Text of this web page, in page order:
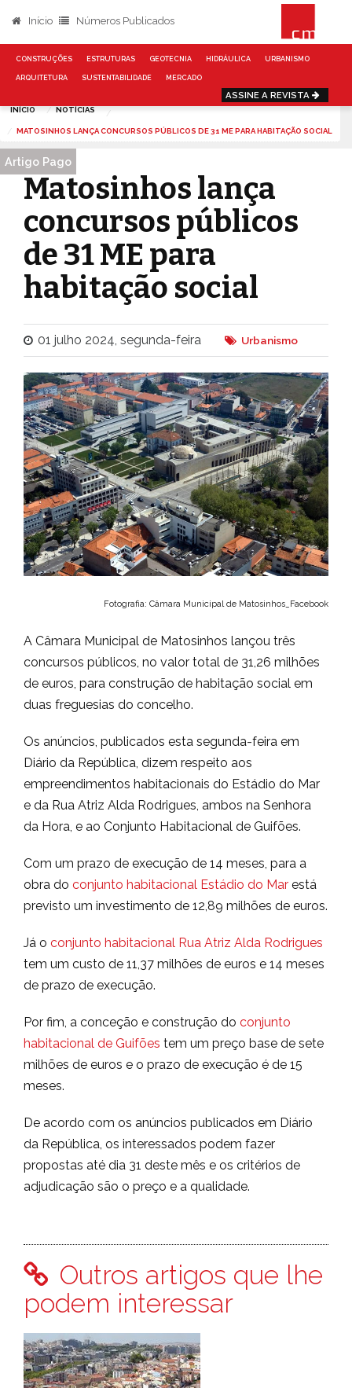
Início Números Publicados
CONSTRUÇÕES ESTRUTURAS GEOTECNIA HIDRÁULICA URBANISMO
ARQUITETURA SUSTENTABILIDADE MERCADO
ASSINE A REVISTA
INÍCIO NOTÍCIAS
MATOSINHOS LANÇA CONCURSOS PÚBLICOS DE 31 ME PARA HABITAÇÃO SOCIAL
Matosinhos lança
concursos públicos
de 31 ME para
habitação social
Artigo Pago
01 julho 2024, segunda-feira Urbanismo
Fotografia: Câmara Municipal de Matosinhos_Facebook
A Câmara Municipal de Matosinhos lançou três
concursos públicos, no valor total de 31,26 milhões
de euros, para construção de habitação social em
duas freguesias do concelho.
Os anúncios, publicados esta segunda-feira em
Diário da República, dizem respeito aos
empreendimentos habitacionais do Estádio do Mar
e da Rua Atriz Alda Rodrigues, ambos na Senhora
da Hora, e ao Conjunto Habitacional de Guifões.
Com um prazo de execução de 14 meses, para a
obra do conjunto habitacional Estádio do Mar está
previsto um investimento de 12,89 milhões de euros.
Já o conjunto habitacional Rua Atriz Alda Rodrigues
tem um custo de 11,37 milhões de euros e 14 meses
de prazo de execução.
Por fim, a conceção e construção do conjunto
habitacional de Guifões tem um preço base de sete
milhões de euros e o prazo de execução é de 15
meses.
De acordo com os anúncios publicados em Diário
da República, os interessados podem fazer
propostas até dia 31 deste mês e os critérios de
adjudicação são o preço e a qualidade.
Outros artigos que lhe
podem interessar